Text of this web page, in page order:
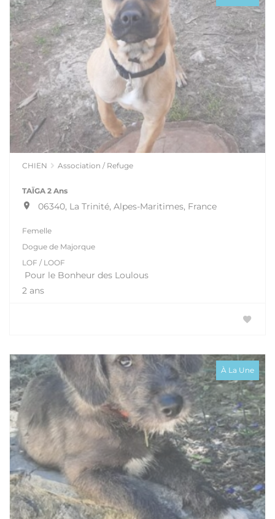
CHIEN Association / Refuge
TAÏGA 2 Ans
06340, La Trinité, Alpes-Maritimes, France
Femelle
Dogue de Majorque
LOF / LOOF
Pour le Bonheur des Loulous
2 ans
À La Une